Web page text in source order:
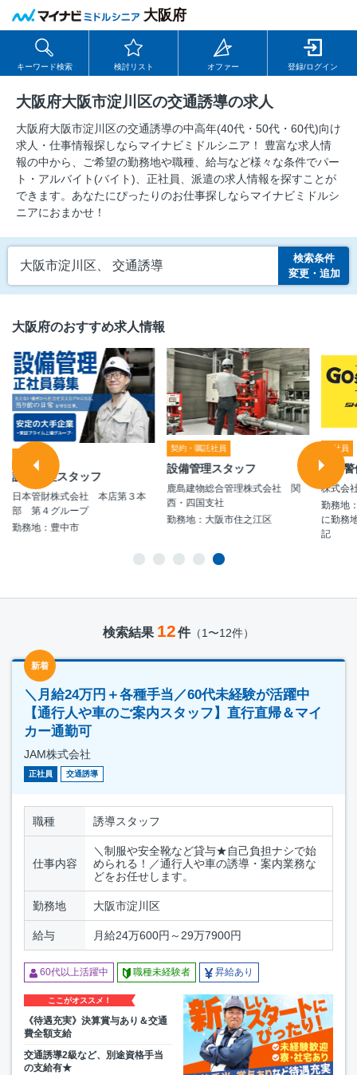
大阪府
キーワード検索 検討リスト オファー 登録/ログイン
大阪府大阪市淀川区の交通誘導の求人
大阪府大阪市淀川区の交通誘導の中⾼年(40代・50代・60代)向け
求⼈・仕事情報探しならマイナビミドルシニア！ 豊富な求人情
報の中から、ご希望の勤務地や職種、給与など様々な条件でパー
ト・アルバイト(バイト)、正社員、派遣の求人情報を探すことが
できます。あなたにぴったりのお仕事探しならマイナビミドルシ
ニアにおまかせ！
大阪市淀川区、 交通誘導
検索条件
変更・追加
大阪府のおすすめ求人情報
設備管理スタッフ
日本管財株式会社 本店第３本
部 第４グループ
勤務地：豊中市
契約・嘱託社員
設備管理スタッフ
鹿島建物総合管理株式会社 関
西・四国支社
勤務地：大阪市住之江区
正社員
施設
株式会
勤務地
に勤務
記
検索結果 12件（1〜12件）
新着
＼月給24万円＋各種手当／60代未経験が活躍中
【通行人や車のご案内スタッフ】直行直帰＆マイ
カー通勤可
JAM株式会社
正社員 交通誘導
職種 誘導スタッフ
仕事内容
＼制服や安全靴など貸与★自己負担ナシで始
められる！／通行人や車の誘導・案内業務な
どをお任せします。
勤務地 大阪市淀川区
給与 月給24万600円～29万7900円
60代以上活躍中 職種未経験者 昇給あり
ここがオススメ！
《待遇充実》決算賞与あり＆交通
費全額支給
交通誘導2級など、別途資格手当
の支給有★